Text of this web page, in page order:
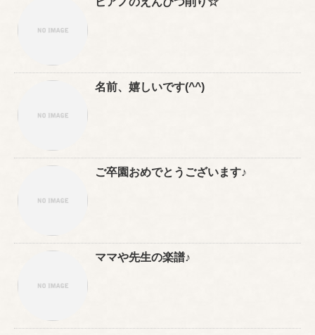
名前、嬉しいです(^^)
ご卒園おめでとうございます♪
ママや先生の楽譜♪